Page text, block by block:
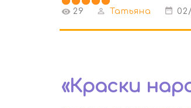
29 Татьяна
«Краски